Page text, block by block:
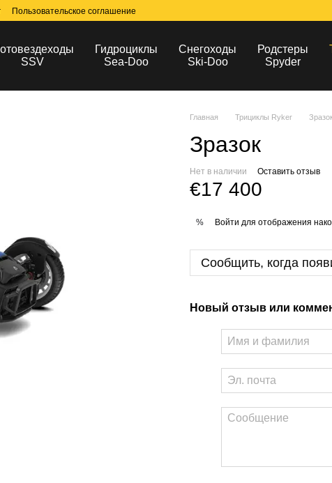
Пользовательское соглашение
SSV
Гидроциклы
Sea-Doo
Снегоходы
Ski-Doo
Родстеры
Spyder
Главная Трициклы Ryker
Зразок
Нет в наличии Оставить отзыв
€17 400
% Войти для отображения
Сообщить, когда
Новый отзыв или